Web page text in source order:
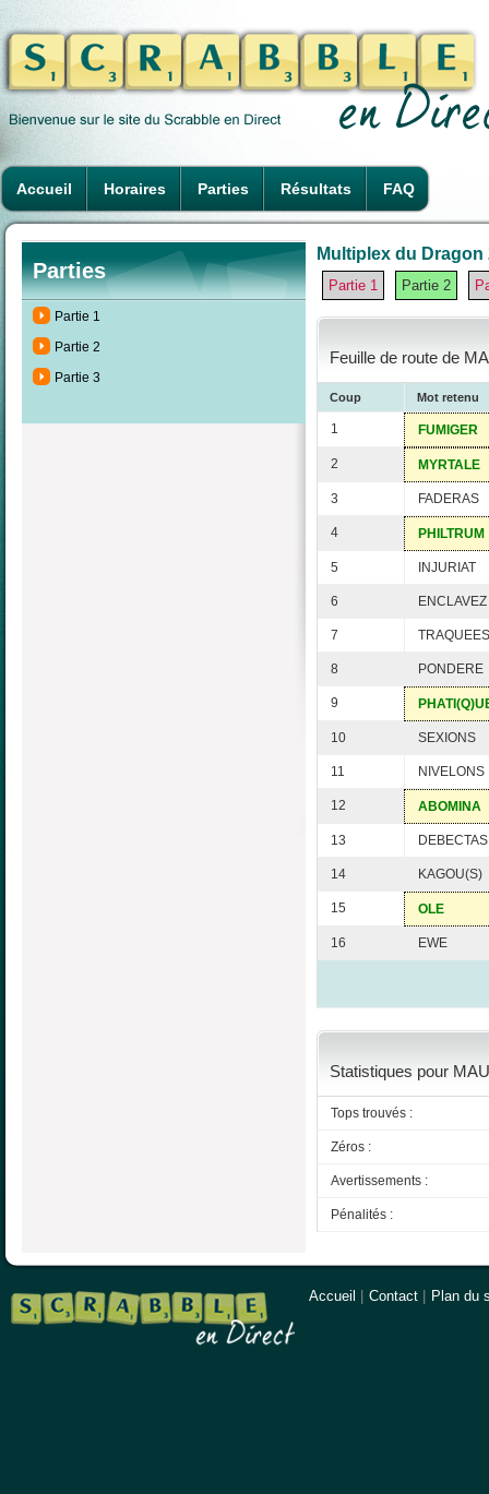
Accueil Horaires Parties Résultats FAQ
Parties
Partie 1
Partie 2
Partie 3
Multiplex du Dragon
Partie 1 Partie 2
Feuille de route de
Coup Mot retenu
1 FUMIGER
2 MYRTALE
3 FADERAS
4 PHILTRUM
5 INJURIAT
6 ENCLAVEZ
7 TRAQUEES
8 PONDERE
9
10 SEXIONS
11 NIVELONS
12 ABOMINA
13 DEBECTAS
14 KAGOU(S)
15 OLE
16 EWE
Statistiques pour
Tops trouvés :
Zéros :
Avertissements :
Pénalités :
Accueil Contact Plan du